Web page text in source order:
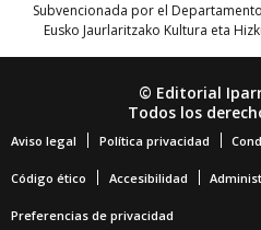
Subvencionada por el
Eusko Jaurlaritzako Kultura eta
© Editorial
Todos los
Aviso legal Política privacidad
Código ético Accesibilidad
Preferencias de privacidad